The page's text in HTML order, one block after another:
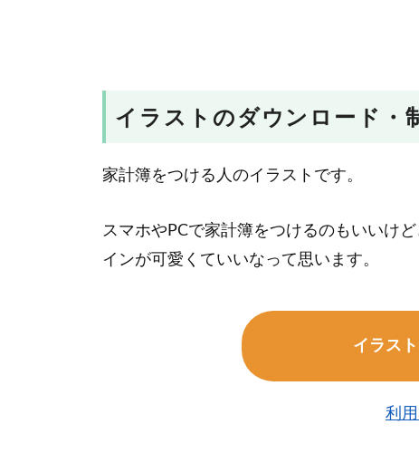
イラストのダウンロード・
家計簿をつける人のイラストです。
スマホやPCで家計簿をつけるのもいいけ
インが可愛くていいなって思います。
イラス
利